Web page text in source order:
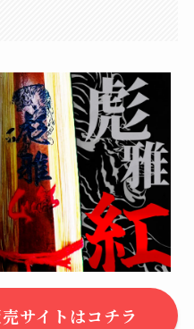
サイトはコチラ